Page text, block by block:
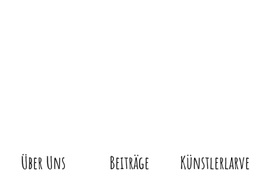
Über Uns Beiträge Künstlerlarve